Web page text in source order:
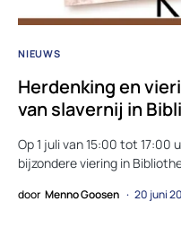
NIEUWS
Herdenking en
van slavernij in
Op 1 juli van 15:00 tot 17:00
bijzondere viering in
door Menno Goosen 20 juni